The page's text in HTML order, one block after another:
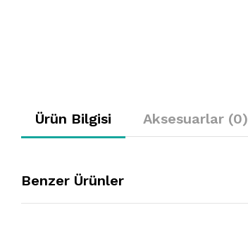
Ürün Bilgisi Aksesuarlar (0)
Benzer Ürünler